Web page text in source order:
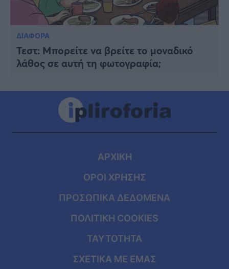
ΔΙΑΦΟΡΑ
Τεστ: Μπορείτε να βρείτε το μοναδικό
λάθος σε αυτή τη φωτογραφία;
ΑΡΧΙΚΗ
ΟΡΟΙ ΧΡΗΣΗΣ
ΠΡΟΣΩΠΙΚΑ ΔΕΔΟΜΕΝΑ
ΠΟΛΙΤΙΚΗ COOKIES
ΤΑΥΤΟΤΗΤΑ
ΣΧΕΤΙΚΑ ΜΕ ΕΜΑΣ